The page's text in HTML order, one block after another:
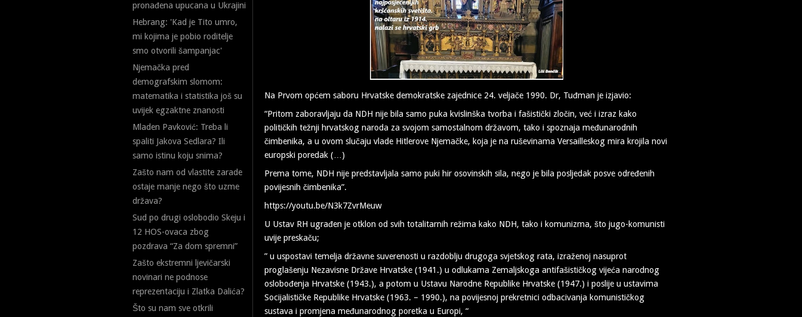
pronađena upucana u Ukrajini
Hebrang: 'Kad je Tito umro,
mi kojima je pobio roditelje
smo otvorili šampanjac'
Njemačka pred
demografskim slomom:
matematika i statistika još su
uvijek egzaktne znanosti
Mladen Pavković: Treba li
spaliti Jakova Sedlara? Ili
samo istinu koju snima?
Zašto nam od vlastite zarade
ostaje manje nego što uzme
država?
Sud po drugi oslobodio Skeju i
12 HOS-ovaca zbog
pozdrava “Za dom spremni”
Zašto ekstremni ljevičarski
novinari ne podnose
reprezentaciju i Zlatka Dalića?
Što su nam sve otkrili
Na Prvom općem saboru Hrvatske demokratske zajednice 24. veljače 1990. Dr, Tuđman je izjavio:
“Pritom zaboravljaju da NDH nije bila samo puka kvislinška tvorba i fašistički zločin, već i izraz kako
političkih težnji hrvatskog naroda za svojom samostalnom državom, tako i spoznaja međunarodnih
čimbenika, a u ovom slučaju vlade Hitlerove Njemačke, koja je na ruševinama Versailleskog mira krojila novi
europski poredak (…)
Prema tome, NDH nije predstavljala samo puki hir osovinskih sila, nego je bila posljedak posve određenih
povijesnih čimbenika”.
https://youtu.be/N3k7ZvrMeuw
U Ustav RH ugrađen je otklon od svih totalitarnih režima kako NDH, tako i komunizma, što jugo-komunisti
uvije preskaču;
” u uspostavi temelja državne suverenosti u razdoblju drugoga svjetskog rata, izraženoj nasuprot
proglašenju Nezavisne Države Hrvatske (1941.) u odlukama Zemaljskoga antifašističkog vijeća narodnog
oslobođenja Hrvatske (1943.), a potom u Ustavu Narodne Republike Hrvatske (1947.) i poslije u ustavima
Socijalističke Republike Hrvatske (1963. – 1990.), na povijesnoj prekretnici odbacivanja komunističkog
sustava i promjena međunarodnog poretka u Europi, “